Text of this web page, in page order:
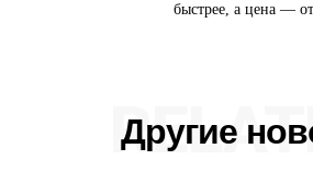
быстрее, а цена —
Другие